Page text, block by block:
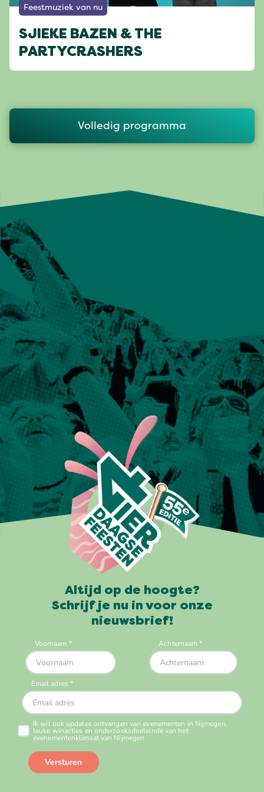
Feestmuziek van nu
SJIEKE BAZEN & THE
PARTYCRASHERS
Volledig programma
Altijd op de hoogte?
Schrijf je nu in voor onze
nieuwsbrief!